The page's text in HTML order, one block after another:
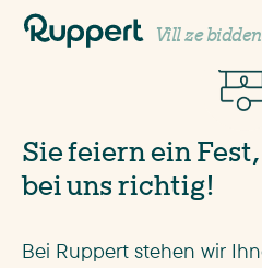
Vill ze bidden
Sie feiern ein
bei uns richtig!
Bei Ruppert stehen wir